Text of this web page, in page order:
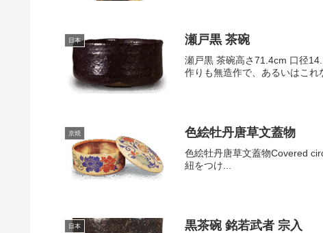
日本 瀬戸黒 茶碗
瀬戸黒 茶碗高さ71.4cm 口径
作りも無造作で、あるいはこれ
京焼 色絵牡丹唐草文蓋物
色絵牡丹唐草文蓋物Covered
紐をつけ...
日本 黒茶碗 銘若武者 宗入